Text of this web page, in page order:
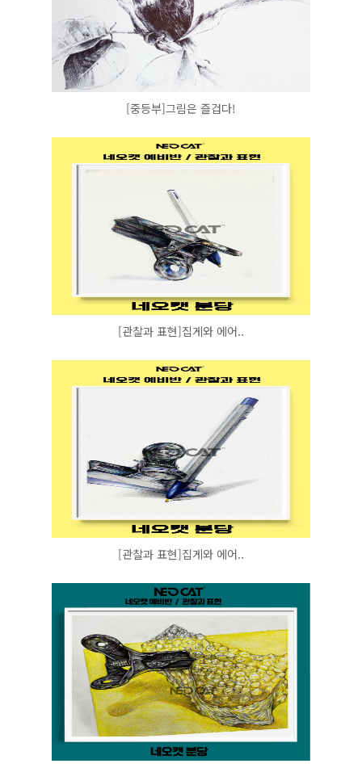
[중등부]그림은 즐겁다!
[관찰과 표현]집게와 에어..
[관찰과 표현]집게와 에어..